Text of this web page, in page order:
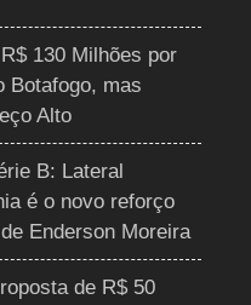
130 Milhões por
Botafogo, mas
Alto
B: Lateral
é o novo reforço
Enderson Moreira
de R$ 50